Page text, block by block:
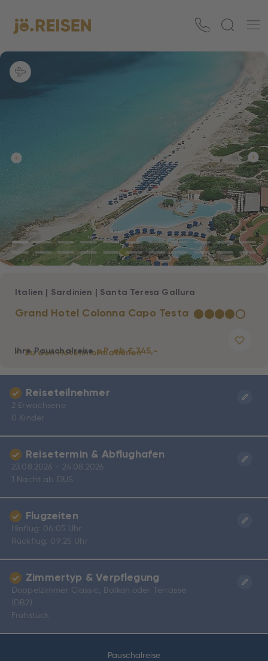
Grand Hotel Colonna Capo Testa ★★★★☆
Italien | Sardinien | Santa Teresa Gallura
Zu den Hotelinformationen
Ihre Pauschalreisep.P. ab € 345,-
Pauschalreise
Reiseteilnehmer
2 Erwachsene
0 Kinder
Reisetermin & Abflughafen
23.08.2026 - 24.08.2026
1 Nacht ab DUS
Flugzeiten
Hinflug: 06:05 Uhr
Rückflug: 09:25 Uhr
Zimmertyp & Verpflegung
Doppelzimmer Classic, Balkon oder Terrasse
(DB2)
Frühstück